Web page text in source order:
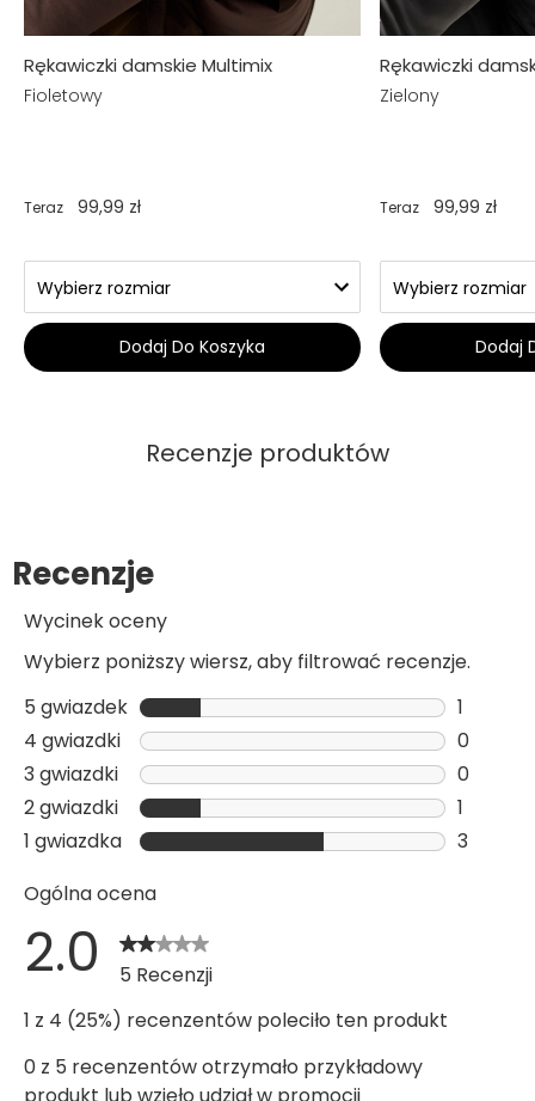
Rękawiczki damskie Multimix
Fioletowy
Teraz 99,99 zł
Dodaj Do Koszyka
Rękawiczki
Zielony
Teraz 99,99 zł
Dodaj
Recenzje produktów